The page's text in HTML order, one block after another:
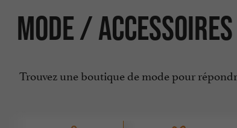
Mode / Accessoires
Trouvez une boutique de mode pour